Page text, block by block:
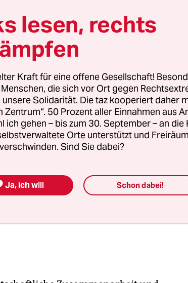
in der taz die Sorge
, dass das
Annalena Baerbock
steht im Koalitionsvertrag der
Bereich „Religion und
lesen, rechts
Kraft für eine offene Gesellschaft!
die sich vor Ort gegen
unsere Solidarität. Die taz kooperiert daher
Zentrum“. 50 Prozent aller Einnahmen aus
ich gehen – bis zum 30. September – an die
Orte unterstützt und
Sind Sie dabei?
Ja, ich will Schon dabei!